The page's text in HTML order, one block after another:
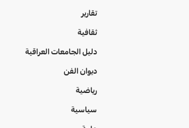
تقارير
ثقافية
دليل الجامعات العراقية
ديوان الفن
رياضية
سياسية